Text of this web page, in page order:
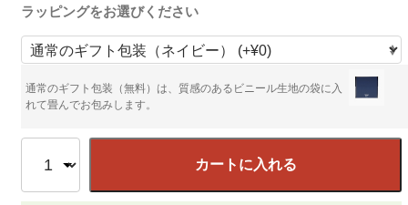
ラッピングをお選びください
通常のギフト包装（無料）は、質感のあるビニール生地の袋に入
れて畳んでお包みします。
カートに入れる